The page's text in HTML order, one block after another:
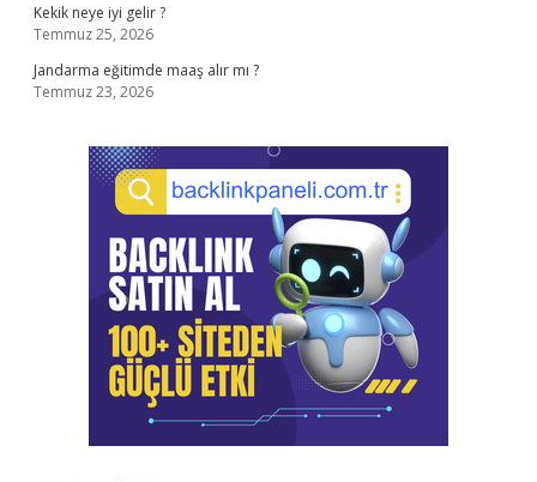
Kekik neye iyi gelir ?
Temmuz 25, 2026
Jandarma eğitimde maaş alır mı ?
Temmuz 23, 2026